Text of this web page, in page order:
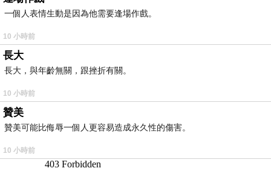
一個人表情生動是因為他需要逢場作戲。
10 小時前
長大
長大，與年齡無關，跟挫折有關。
10 小時前
贊美
贊美可能比侮辱一個人更容易造成永久性的傷害。
10 小時前